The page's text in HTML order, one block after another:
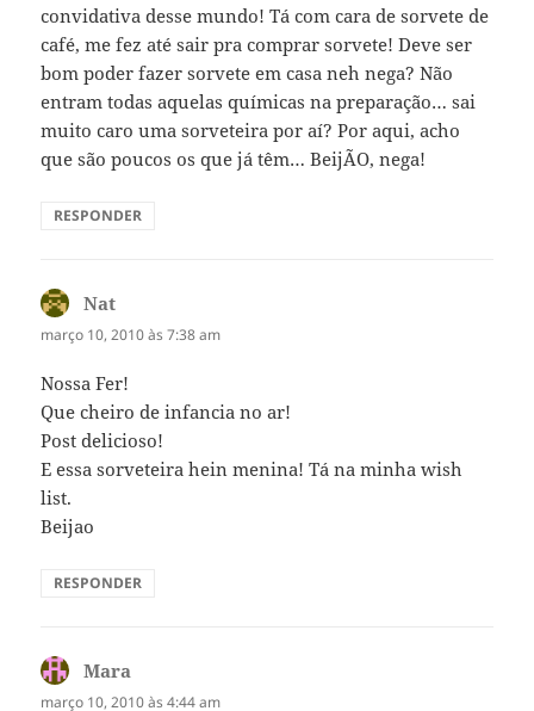
convidativa desse mundo! Tá com cara de sorvete de
café, me fez até sair pra comprar sorvete! Deve ser
bom poder fazer sorvete em casa neh nega? Não
entram todas aquelas químicas na preparação… sai
muito caro uma sorveteira por aí? Por aqui, acho
que são poucos os que já têm… BeijÃO, nega!
RESPONDER
Nat
março 10, 2010 às 7:38 am
Nossa Fer!
Que cheiro de infancia no ar!
Post delicioso!
E essa sorveteira hein menina! Tá na minha wish
list.
Beijao
RESPONDER
Mara
março 10, 2010 às 4:44 am